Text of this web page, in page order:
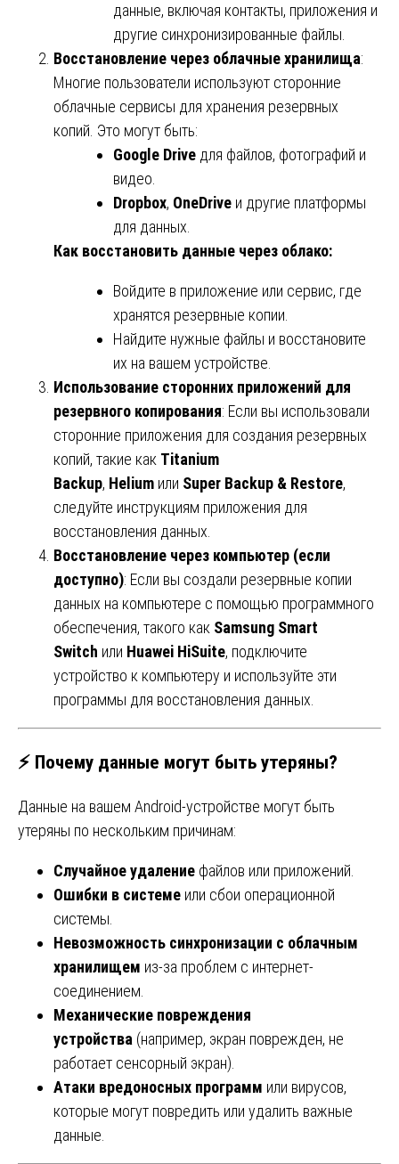
данные, включая контакты, приложения и
другие синхронизированные файлы.
Восстановление через облачные хранилища:
Многие пользователи используют сторонние
облачные сервисы для хранения резервных
копий. Это могут быть:
Google Drive для файлов, фотографий и
видео.
Dropbox, OneDrive и другие платформы
для данных.
Как восстановить данные через облако:
Войдите в приложение или сервис, где
хранятся резервные копии.
Найдите нужные файлы и восстановите
их на вашем устройстве.
Использование сторонних приложений для
резервного копирования: Если вы использовали
сторонние приложения для создания резервных
копий, такие как Titanium
Backup, Helium или Super Backup & Restore,
следуйте инструкциям приложения для
восстановления данных.
Восстановление через компьютер (если
доступно): Если вы создали резервные копии
данных на компьютере с помощью программного
обеспечения, такого как Samsung Smart
Switch или Huawei HiSuite, подключите
устройство к компьютеру и используйте эти
программы для восстановления данных.
⚡ Почему данные могут быть утеряны?
Данные на вашем Android-устройстве могут быть
утеряны по нескольким причинам:
Случайное удаление файлов или приложений.
Ошибки в системе или сбои операционной
системы.
Невозможность синхронизации с облачным
хранилищем из-за проблем с интернет-
соединением.
Механические повреждения
устройства (например, экран поврежден, не
работает сенсорный экран).
Атаки вредоносных программ или вирусов,
которые могут повредить или удалить важные
данные.